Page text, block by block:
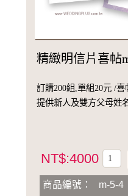
精緻明信片喜帖
訂購200組,單組20元 /
提供新人及雙方父母姓
NT$:4000
商品編號：
m-5-4